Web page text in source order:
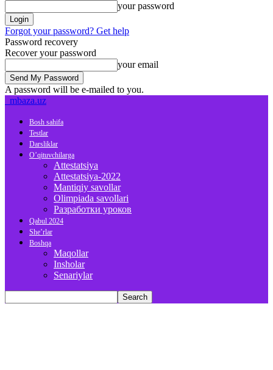
your password
Forgot your password? Get help
Password recovery
Recover your password
your email
A password will be e-mailed to you.
mbaza.uz
Bosh sahifa
Testlar
Darsliklar
O’qituvchilarga
Attestatsiya
Attestatsiya-2022
Mantiqiy savollar
Olimpiada savollari
Разработки уроков
Qabul 2024
She’rlar
Boshqa
Maqollar
Insholar
Senariylar